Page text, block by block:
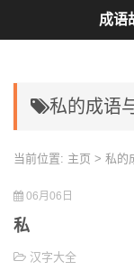
私的成语
当前位置: 主页 > 私的
06月06日
私
汉字大全
成语